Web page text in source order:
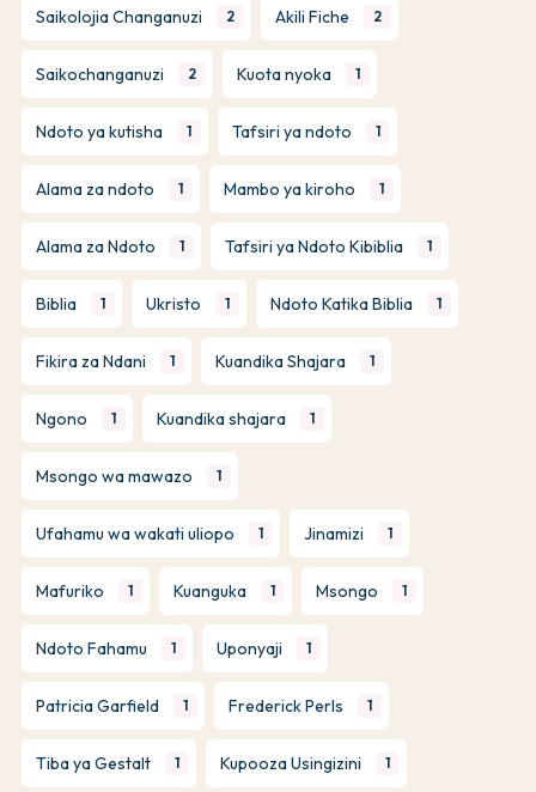
Saikolojia Changanuzi 2 Akili Fiche 2
Saikochanganuzi 2 Kuota nyoka 1
Ndoto ya kutisha 1 Tafsiri ya ndoto 1
Alama za ndoto 1 Mambo ya kiroho 1
Alama za Ndoto 1 Tafsiri ya Ndoto Kibiblia 1
Biblia 1 Ukristo 1 Ndoto Katika Biblia 1
Fikira za Ndani 1 Kuandika Shajara 1
Ngono 1 Kuandika shajara 1
Msongo wa mawazo 1
Ufahamu wa wakati uliopo 1 Jinamizi 1
Mafuriko 1 Kuanguka 1 Msongo 1
Ndoto Fahamu 1 Uponyaji 1
Patricia Garfield 1 Frederick Perls 1
Tiba ya Gestalt 1 Kupooza Usingizini 1